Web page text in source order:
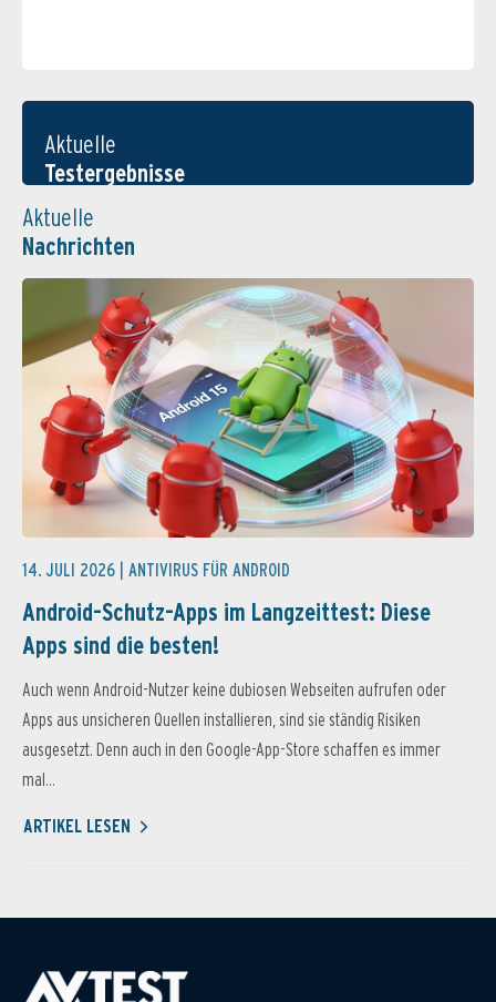
Aktuelle
Testergebnisse
Aktuelle
Nachrichten
14. JULI 2026 | ANTIVIRUS FÜR ANDROID
Android-Schutz-Apps im Langzeittest: Diese
Apps sind die besten!
Auch wenn Android-Nutzer keine dubiosen Webseiten aufrufen oder
Apps aus unsicheren Quellen installieren, sind sie ständig Risiken
ausgesetzt. Denn auch in den Google-App-Store schaffen es immer
mal...
ARTIKEL LESEN